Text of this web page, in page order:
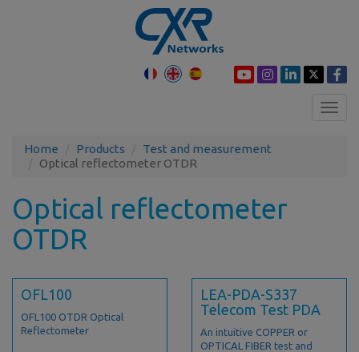
Home Products
Test and measurement
Optical reflectometer OTDR
Optical reflectometer
OTDR
OFL100
OFL100 OTDR Optical
Reflectometer
LEA-PDA-S337
Telecom Test PDA
An intuitive COPPER or
OPTICAL FIBER test and